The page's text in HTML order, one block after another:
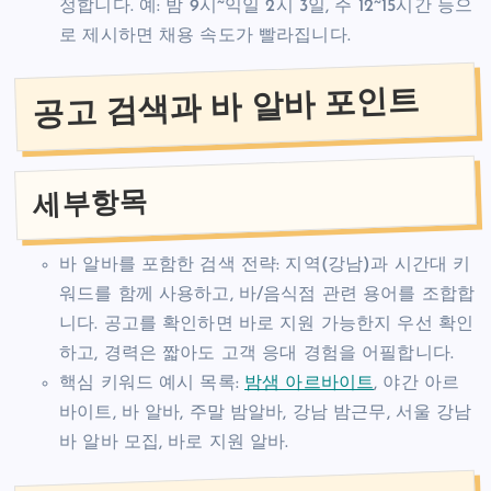
정합니다. 예: 밤 9시~익일 2시 3일, 주 12~15시간 등으
로 제시하면 채용 속도가 빨라집니다.
공고 검색과 바 알바 포인트
세부항목
바 알바를 포함한 검색 전략: 지역(강남)과 시간대 키
워드를 함께 사용하고, 바/음식점 관련 용어를 조합합
니다. 공고를 확인하면 바로 지원 가능한지 우선 확인
하고, 경력은 짧아도 고객 응대 경험을 어필합니다.
핵심 키워드 예시 목록: 밤샘 아르바이트, 야간 아르
바이트, 바 알바, 주말 밤알바, 강남 밤근무, 서울 강남
바 알바 모집, 바로 지원 알바.